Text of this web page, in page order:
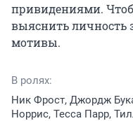
привидениями.
выяснить личность
мотивы.
В ролях:
Ник Фрост, Джордж
Норрис, Тесса Парр,